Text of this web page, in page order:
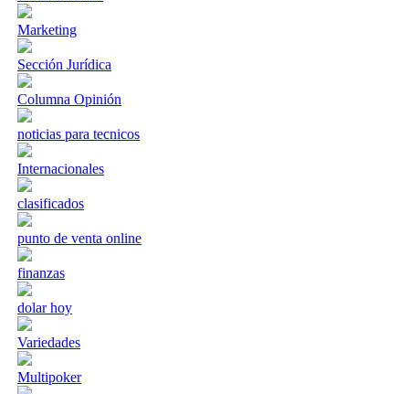
Marketing
Sección Jurídica
Columna Opinión
noticias para tecnicos
Internacionales
clasificados
punto de venta online
finanzas
dolar hoy
Variedades
Multipoker